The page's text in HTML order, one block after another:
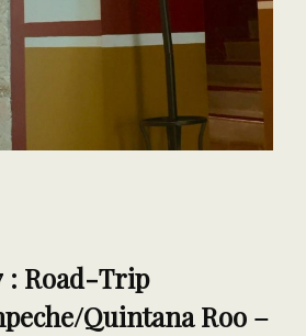
: Road-Trip
Quintana Roo –